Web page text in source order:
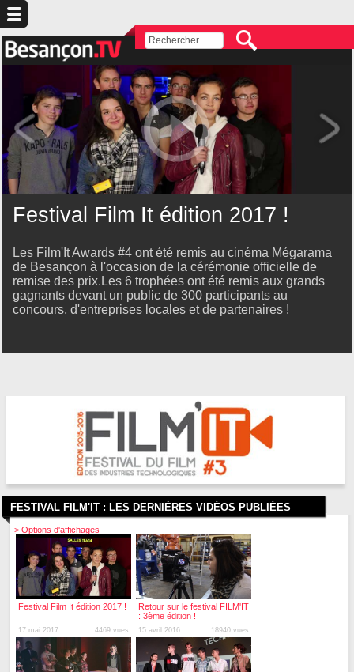
Festival Film It édition 2017 !
Les Film'It Awards #4 ont été remis au cinéma Mégarama
de Besançon à l'occasion de la cérémonie officielle de
remise des prix.Les 6 trophées ont été remis aux grands
gagnants devant un public de 300 participants au
concours, d'entreprises locales et de partenaires !
FESTIVAL FILM'IT : LES DERNIÈRES VIDÉOS PUBLIÉES
> Options d'affichages
Festival Film It édition 2017 !
17 mai 2017 4469 vues
Retour sur le festival FILM'IT
: 3ème édition !
15 avril 2016 18940 vues